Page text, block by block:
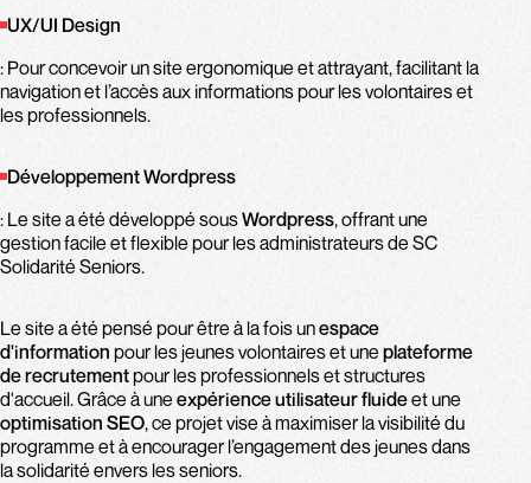
UX/UI Design
: Pour concevoir un site ergonomique et attrayant, facilitant la
navigation et l’accès aux informations pour les volontaires et
les professionnels.
Développement Wordpress
: Le site a été développé sousWordpress, offrant une
gestion facile et flexible pour les administrateurs de SC
Solidarité Seniors.
Le site a été pensé pour être à la fois unespace
d'information pour les jeunes volontaires et uneplateforme
de recrutementpour les professionnels et structures
d'accueil. Grâce à une expérience utilisateur fluideet une
optimisation SEO, ce projet vise à maximiser la visibilité du
programme et à encourager l’engagement des jeunes dans
la solidarité envers les seniors.